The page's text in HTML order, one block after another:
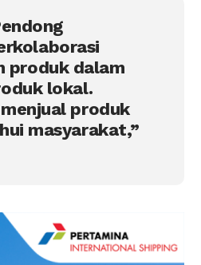
produk dalam
lokal.
produk
masyarakat,”